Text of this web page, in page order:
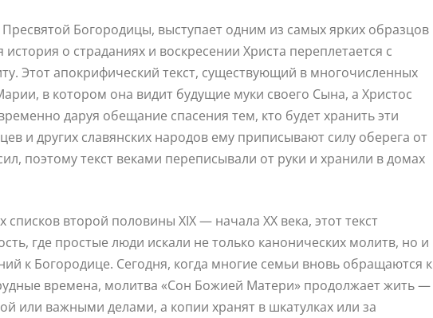
Богородицы, выступает одним из самых ярких образцов
о страданиях и воскресении Христа переплетается с
Этот апокрифический текст, существующий в многочисленных
в котором она видит будущие муки своего Сына, а Христос
даруя обещание спасения тем, кто будет хранить эти
и других славянских народов ему приписывают силу оберега от
поэтому текст веками переписывали от руки и хранили в домах
второй половины XIX — начала XX века, этот текст
где простые люди искали не только канонических молитв, но и
к Богородице. Сегодня, когда многие семьи вновь обращаются к
времена, молитва «Сон Божией Матери» продолжает жить —
или важными делами, а копии хранят в шкатулках или за